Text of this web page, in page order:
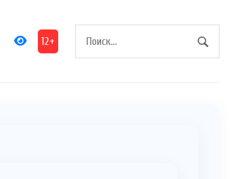
12+